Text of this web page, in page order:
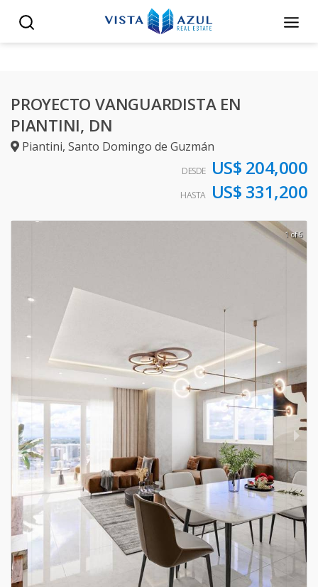
PROYECTO VANGUARDISTA EN
PIANTINI, DN
Piantini, Santo Domingo de Guzmán
DESDE US$ 204,000
HASTA US$ 331,200
1 of 6